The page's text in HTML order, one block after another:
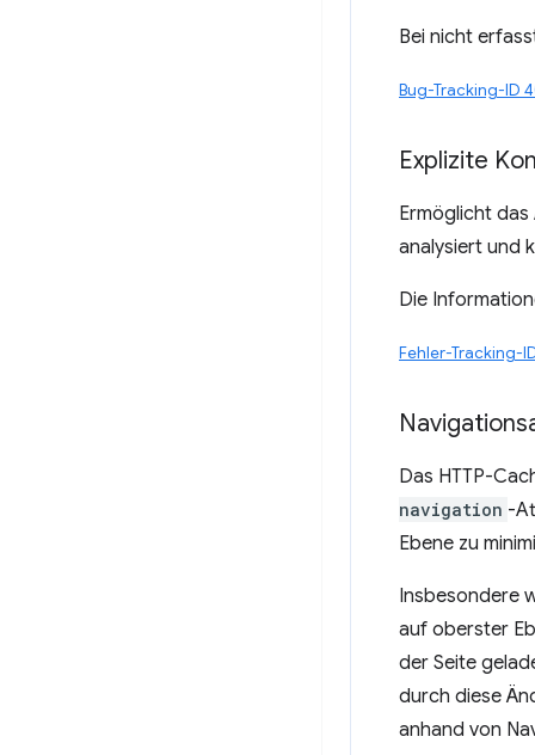
Bei nicht
Bug-Tracking-ID
Explizite
Ermöglicht
analysiert und
Die
Fehler-Tracking-
Das HTTP-
navigation -
Ebene zu
Insbesondere
auf oberster
der Seite
durch diese
anhand von